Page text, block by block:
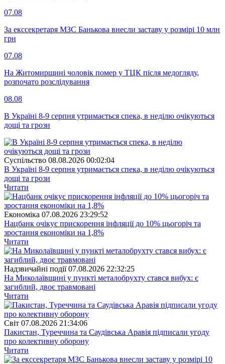
07.08
За екссекретаря МЗС Банькова внесли заставу у розмірі 10 млн
грн
07.08
На Житомирщині чоловік помер у ТЦК після медогляду,
розпочато розслідування
08.08
В Україні 8-9 серпня утримається спека, в неділю очікуються
дощі та грози
Суспiльство 08.08.2026 00:02:04
В Україні 8-9 серпня утримається спека, в неділю очікуються
дощі та грози
Читати
Економіка 07.08.2026 23:29:52
Нацбанк очікує прискорення інфляції до 10% цьогоріч та
зростання економіки на 1,8%
Читати
Надзвичайні події 07.08.2026 22:32:25
На Миколаївщині у пункті металобрухту стався вибух: є
загиблий, двоє травмовані
Читати
Свiт 07.08.2026 21:34:06
Пакистан, Туреччина та Саудівська Аравія підписали угоду
про колективну оборону
Читати